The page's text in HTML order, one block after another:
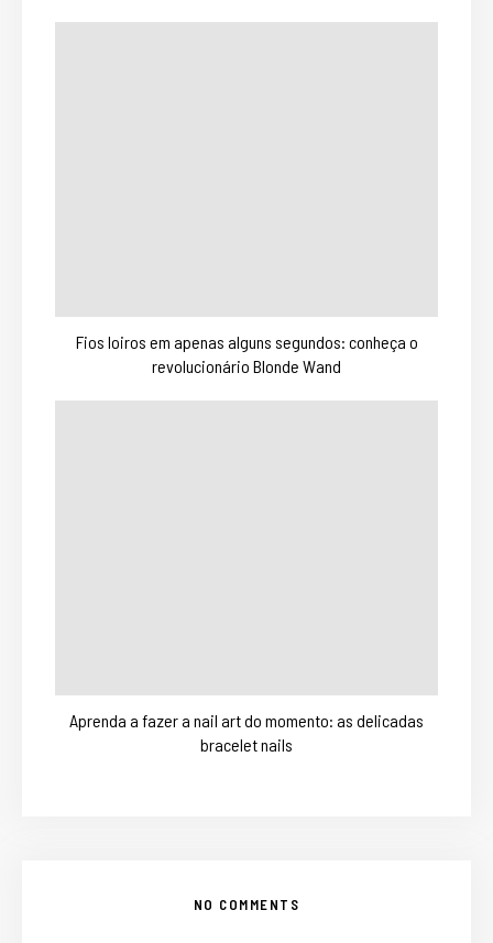
Fios loiros em apenas alguns segundos: conheça o
revolucionário Blonde Wand
Aprenda a fazer a nail art do momento: as delicadas
bracelet nails
NO COMMENTS